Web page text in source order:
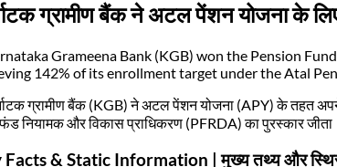
ग्रामीण बैंक ने अटल पेंशन योजना के
Grameena Bank (KGB) won the Pension
142% of its enrollment target under the Atal
ग्रामीण बैंक (KGB) ने अटल पेंशन योजना (APY) के तहत
नियामक और विकास प्राधिकरण (PFRDA) का पुरस्कार
Facts & Static Information | मुख्य तथ्य और स्थिर